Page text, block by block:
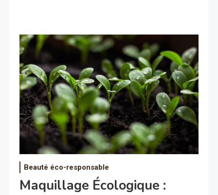
Beauté éco-responsable
Maquillage Écologique :